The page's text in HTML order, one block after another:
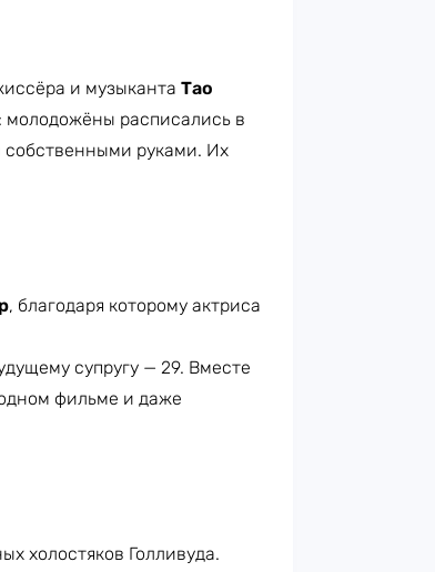
и музыканта Тао
молодожёны расписались в
собственными руками. Их
, благодаря которому актриса
супругу — 29. Вместе
фильме и даже
холостяков Голливуда.